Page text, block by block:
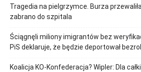
Tragedia na pielgrzymce. Burza
zabrano do szpitala
Ściągnęli miliony imigrantów bez
PiS deklaruje, że będzie deportował
Koalicja KO-Konfederacja? Wipler: Dla